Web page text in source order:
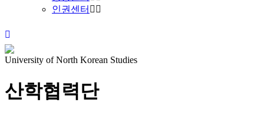
인권센터
University of North Korean Studies
산학협력단